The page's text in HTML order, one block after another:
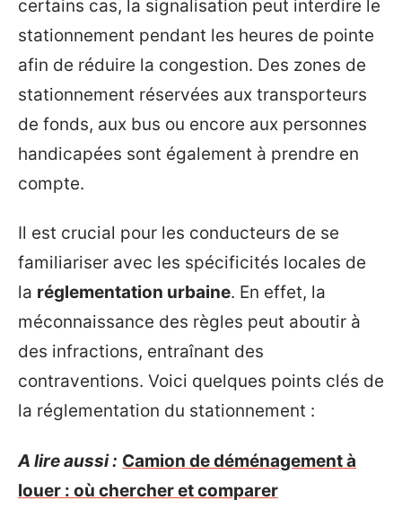
certains cas, la signalisation peut interdire le
stationnement pendant les heures de pointe
afin de réduire la congestion. Des zones de
stationnement réservées aux transporteurs
de fonds, aux bus ou encore aux personnes
handicapées sont également à prendre en
compte.
Il est crucial pour les conducteurs de se
familiariser avec les spécificités locales de
la réglementation urbaine. En effet, la
méconnaissance des règles peut aboutir à
des infractions, entraînant des
contraventions. Voici quelques points clés de
la réglementation du stationnement :
A lire aussi : Camion de déménagement à
louer : où chercher et comparer